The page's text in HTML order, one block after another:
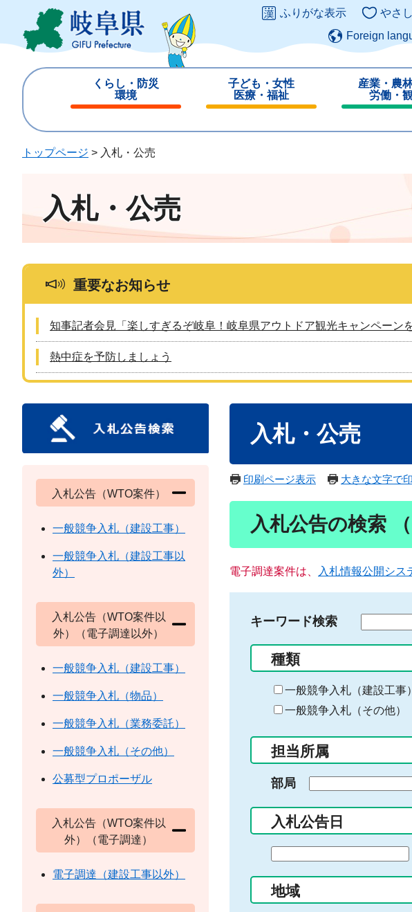
ジ
ュ
ふりがな表示 やさ
Foreign
くらし・防災
環境
じ
子ども・女性
医療・福祉
じ
産業・農
労働・
じ
トップページ > 入札・公売
入札・公売
重要なお知らせ
知事記者会見「楽しすぎるぞ岐阜！岐阜県アウトドア観光キャンペーン
熱中症を予防しましょう
入札・公売
印刷ページ表示 大きな文字で
入札公告の検索
電子調達案件は、 入札情報公開シス
キーワード検索
る
キ
ー
ー
入
力
種類
一般競争入札（建設工事）
一般競争入札（その他）
担当所属
部局
入札公告日
の
始
地域
入札公告（WTO案件）
一般競争入札（建設工事）
一般競争入札（建設工事以
外）
入札公告（WTO案件以
外）（電子調達以外）
一般競争入札（建設工事）
一般競争入札（物品）
一般競争入札（業務委託）
一般競争入札（その他）
公募型プロポーザル
入札公告（WTO案件以
外）（電子調達）
電子調達（建設工事以外）